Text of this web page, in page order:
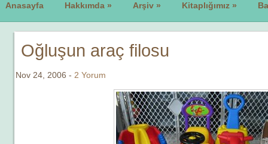
Anasayfa Hakkımda » Arşiv » Kitaplığımız »
Oğluşun araç filosu
Nov 24, 2006 - 2 Yorum